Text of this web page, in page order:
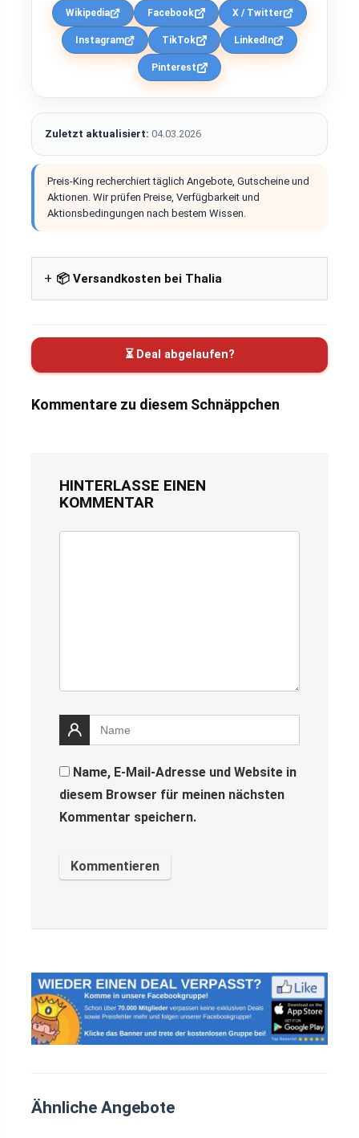
Wikipedia Facebook X / Twitter
Instagram TikTok LinkedIn
Pinterest
Zuletzt aktualisiert: 04.03.2026
Preis-King recherchiert täglich Angebote, Gutscheine und
Aktionen. Wir prüfen Preise, Verfügbarkeit und
Aktionsbedingungen nach bestem Wissen.
📦 Versandkosten bei Thalia
⏳ Deal abgelaufen?
Kommentare zu diesem Schnäppchen
HINTERLASSE EINEN
KOMMENTAR
Name, E-Mail-Adresse und Website in
diesem Browser für meinen nächsten
Kommentar speichern.
Ähnliche Angebote